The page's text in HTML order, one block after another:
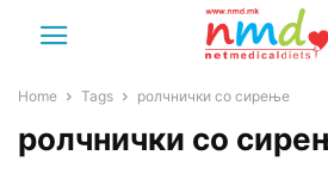
Home Tags ролчнички со сирење
ролчнички со